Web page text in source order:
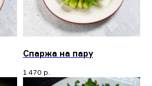
Спаржа на пару
1 470 р.